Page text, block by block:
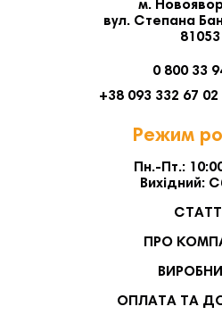
м.
вул. Степана
81053
0 800 33
+38 093 332 67
Режим
Пн.-Пт.:
Вихідний:
СТАТТІ
ПРО
ОПЛАТА ТА